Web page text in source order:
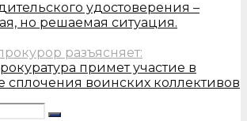
удостоверения –
но решаемая ситуация.
разъясняет:
примет участие в
сплочения воинских коллективов